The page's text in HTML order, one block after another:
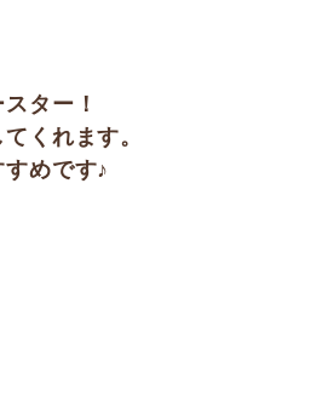
ター！
くれます。
めです♪